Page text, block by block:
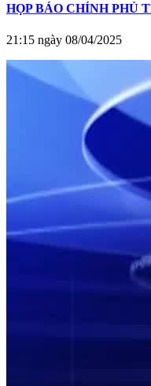
HỌP BÁO CHÍNH PHỦ
21:15 ngày 08/04/2025